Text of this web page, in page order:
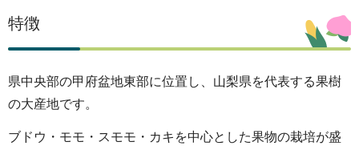
サ
イ
ト
START!
や
特徴
県中央部の甲府盆地東部に位置し、山梨県を代表する果樹
の大産地です。
ブドウ・モモ・スモモ・カキを中心とした果物の栽培が盛